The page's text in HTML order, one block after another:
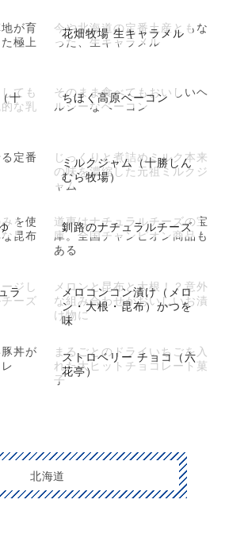
が育
極上
花畑牧場 生キャラメル
今や北海道の定番土産ともな
った、生キャラメル
十
ても
な乳
ちほく高原ベーコン
そのまま食べてもおいしいヘ
ルシーなベーコン
定番
ミルクジャム（十勝しん
むら牧場）
じっくりと煮詰めミルク本来
の味を濃縮した元祖ミルクジ
ャム
を使
昆布
釧路のナチュラルチーズ
道東はナチュラルチーズの宝
庫。全国チャンピオン商品も
ある
ラ
ジし
ーズ
メロコンコン漬け（メロ
ン・大根・昆布）かつを
味
メロンと昆布と大根！？意外
な組み合わせがおいしいお漬
け物に
丼が
ストロベリー チョコ（六
花亭）
まるごとのドライいちごを入
れた大ヒットチョコレート菓
子
北海道